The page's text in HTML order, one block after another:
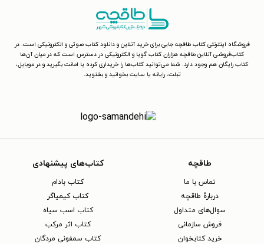
فروشگاه اینترنتی کتاب طاقچه جایی برای خرید آنلاین و دانلود کتاب صوتی و الکترونیکی است. در
کتاب‌فروشی آنلاین طاقچه هزاران کتاب گویا و الکترونیکی در دسترس است که در میان آن‌ها
کتاب رایگان هم وجود دارد. شما می‌توانید کتاب‌ها را خریداری کرده یا امانت بگیرید و در موبایل،
تبلت، رایانه یا سایت بخوانید و بشنوید.
طاقچه
تماس با ما
دربارهٔ طاقچه
سوال‌های متداول
فروش سازمانی
خرید کتابخوان
کتاب‌های پیشنهادی
کتاب بادام
کتاب کیمیاگر
کتاب اسب سیاه
کتاب اثر مرکب
کتاب سمفونی مردگان